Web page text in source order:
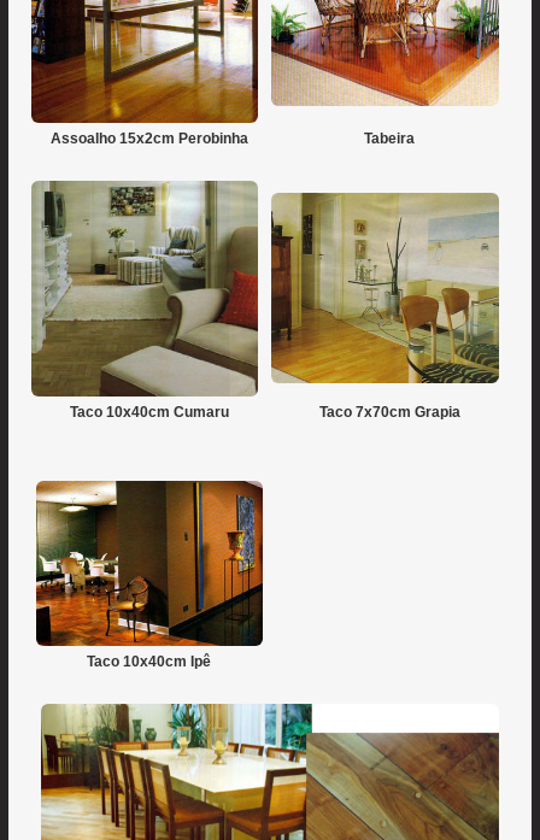
Assoalho 15x2cm Perobinha Tabeira
Taco 10x40cm Cumaru Taco 7x70cm Grapia
Taco 10x40cm Ipê